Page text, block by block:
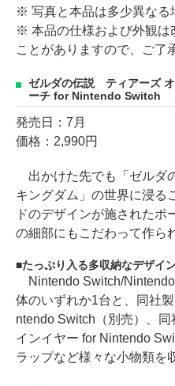
※ 写真と本品は多少異なる
※ 本品の仕様および外観は
ことがありますので、ご了
ゼルダの伝説 ティアーズ
ーチ for Nintendo Switch
発売日：7月
価格：2,990円
出かけた先でも「ゼルダ
キングダム」の世界に浸る
ドのデザインが施されたポ
の細部にもこだわって作ら
たっぷり入る多収納なデザイ
Nintendo Switch/
体のいずれか1台と、同社
ntendo Switch（別売）、
インイヤー for Nintendo
ラップなど様々な小物類を